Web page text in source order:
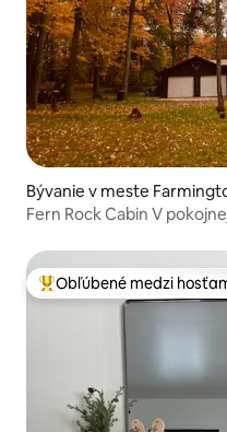
Bývanie v meste
Najobľúbenejšie medzi
Obľúbené medzi